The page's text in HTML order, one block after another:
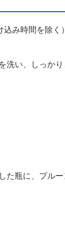
込み時間を除く）
洗い、しっかり
た瓶に、プル